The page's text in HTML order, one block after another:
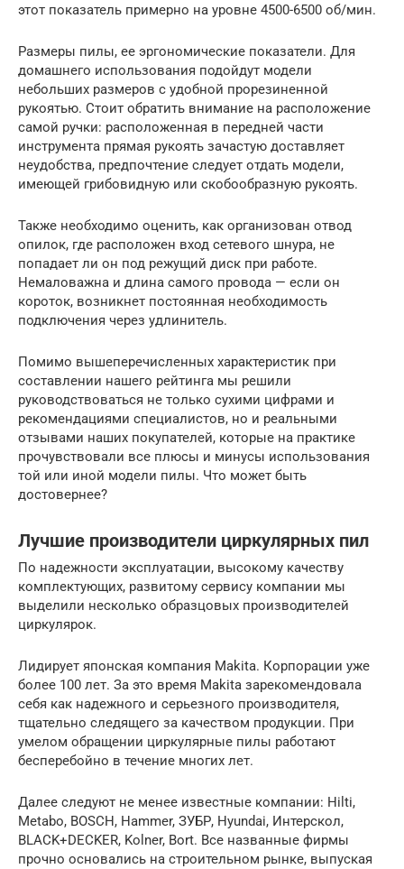
этот показатель примерно на уровне 4500-6500 об/мин.
Размеры пилы, ее эргономические показатели. Для
домашнего использования подойдут модели
небольших размеров с удобной прорезиненной
рукоятью. Стоит обратить внимание на расположение
самой ручки: расположенная в передней части
инструмента прямая рукоять зачастую доставляет
неудобства, предпочтение следует отдать модели,
имеющей грибовидную или скобообразную рукоять.
Также необходимо оценить, как организован отвод
опилок, где расположен вход сетевого шнура, не
попадает ли он под режущий диск при работе.
Немаловажна и длина самого провода — если он
короток, возникнет постоянная необходимость
подключения через удлинитель.
Помимо вышеперечисленных характеристик при
составлении нашего рейтинга мы решили
руководствоваться не только сухими цифрами и
рекомендациями специалистов, но и реальными
отзывами наших покупателей, которые на практике
прочувствовали все плюсы и минусы использования
той или иной модели пилы. Что может быть
достовернее?
Лучшие производители циркулярных пил
По надежности эксплуатации, высокому качеству
комплектующих, развитому сервису компании мы
выделили несколько образцовых производителей
циркулярок.
Лидирует японская компания Makita. Корпорации уже
более 100 лет. За это время Makita зарекомендовала
себя как надежного и серьезного производителя,
тщательно следящего за качеством продукции. При
умелом обращении циркулярные пилы работают
бесперебойно в течение многих лет.
Далее следуют не менее известные компании: Hilti,
Metabo, BOSCH, Hammer, ЗУБР, Hyundai, Интерскол,
BLACK+DECKER, Kolner, Bort. Все названные фирмы
прочно основались на строительном рынке, выпуская